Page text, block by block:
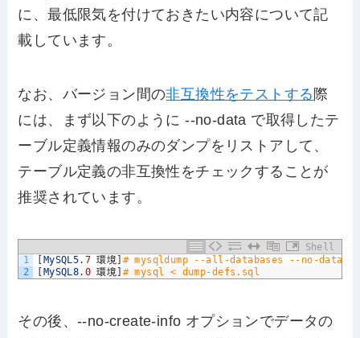
に、最低限気を付けておきたい内容について記
載しています。
なお、バージョン間の非互換性をテストする 際
には、まず以下のように --no-data で取得したテ
ーブル定義情報のみのダンプをリストアして、
テーブル定義の非互換性をチェックすることが
推奨されています。
Shell
1
2
MySQL5. 7 環境 # mysqldump --all-databases --no-data
MySQL8. 0 環境 # mysql < dump-defs.sql
その後、--no-create-info オプションでデータの